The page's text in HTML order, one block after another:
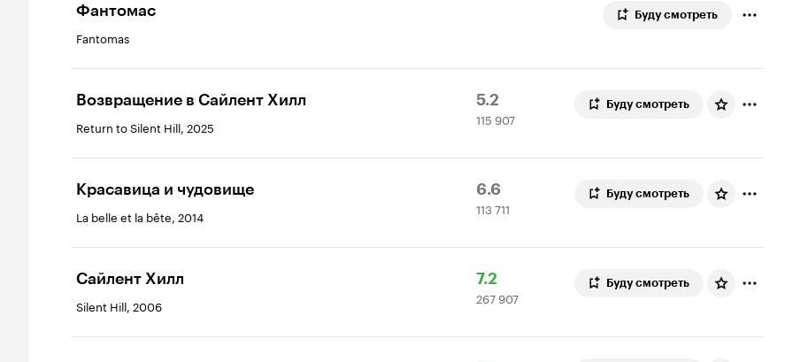
Фантомас
Fantomas
Буду смотреть
Возвращение в Сайлент Хилл
Return to Silent Hill, 2025
Рейтинг
Кинопоиска
5.2
115
907
115 907
Буду смотреть
Красавица и чудовище
La belle et la bête, 2014
Рейтинг
Кинопоиска
6.6
113
711
113 711
Буду смотреть
Сайлент Хилл
Silent Hill, 2006
Рейтинг
Кинопоиска
7.2
267
907
267 907
Буду смотреть